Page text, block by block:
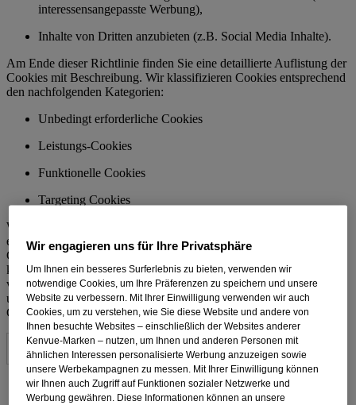
interessensangepasste Werbung),
Inhalte von Dritten anzubieten (z.B. Social Media Inhalte).
Am Ende dieser Richtlinie finden Sie eine detaillierte Auflistung der
Cookies mit Beschreibung. Wir klassifizieren Cookies entsprechend
den nachfolgenden Kategorien:
Unbedingt erforderliche Cookies
Leistungs-Cookies
Funktionelle Cookies
Targeting Cookies
Wir setzen Cookies nur, wenn das gültige Recht es ausdrücklich
erlaubt oder nachdem wir Ihr Einverständnis hierfür über das
Cookie-Banner oder über die Einstellungen erhalten haben. Sie
können Ihre Cookie Einstellungen für jede Kategorie zu jeder Zeit
verändern, indem Sie auf den Cookie-Einstellungen-Button weiter
unten klicken (außer für die Kategorie unbedingt erforderliche
Cookies, da diese zum Funktionieren der Website notwendig sind):
Cookie-Einstellungen
Cookie-Liste
Wir engagieren uns für Ihre Privatsphäre
Um Ihnen ein besseres Surferlebnis zu bieten, verwenden wir
notwendige Cookies, um Ihre Präferenzen zu speichern und unsere
Website zu verbessern. Mit Ihrer Einwilligung verwenden wir auch
Cookies, um zu verstehen, wie Sie diese Website und andere von
Ihnen besuchte Websites – einschließlich der Websites anderer
Kenvue-Marken – nutzen, um Ihnen und anderen Personen mit
ähnlichen Interessen personalisierte Werbung anzuzeigen sowie
unsere Werbekampagnen zu messen. Mit Ihrer Einwilligung können
wir Ihnen auch Zugriff auf Funktionen sozialer Netzwerke und
Werbung gewähren. Diese Informationen können an unsere